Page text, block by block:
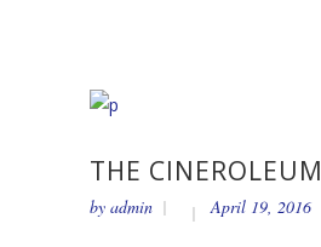
THE CINEROLEUM
by admin April 19, 2016